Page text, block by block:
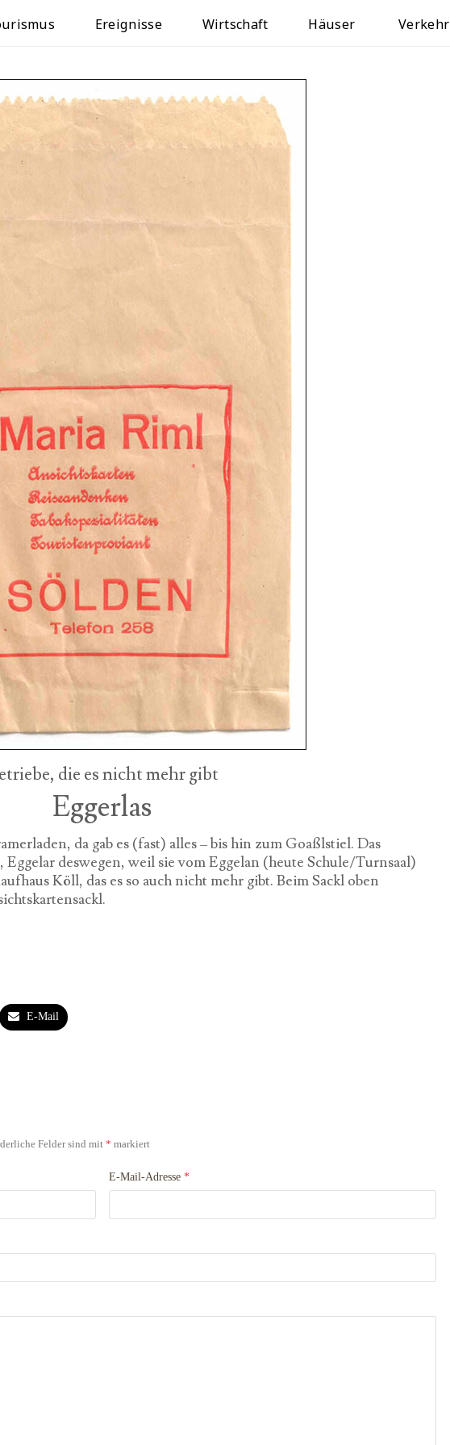
Ereignisse Wirtschaft Häuser Verkehr
die es nicht mehr gibt
Eggerlas
da gab es (fast) alles – bis hin zum Goaßlstiel. Das
deswegen, weil sie vom Eggelan (heute Schule/Turnsaal)
Köll, das es so auch nicht mehr gibt. Beim Sackl oben
E-Mail
Felder sind mit * markiert
E-Mail-Adresse*